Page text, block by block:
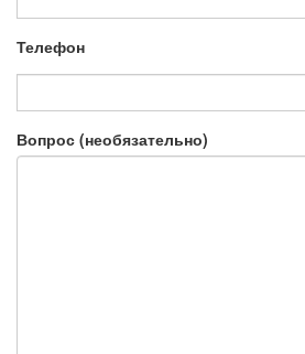
Телефон
Вопрос (необязательно)